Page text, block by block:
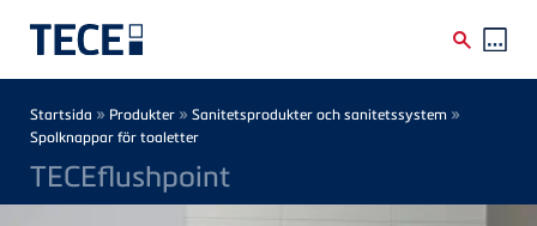
Breadcrumb
Startsida » Produkter » Sanitetsprodukter och sanitetssystem »
Spolknappar för toaletter
TECEflushpoint